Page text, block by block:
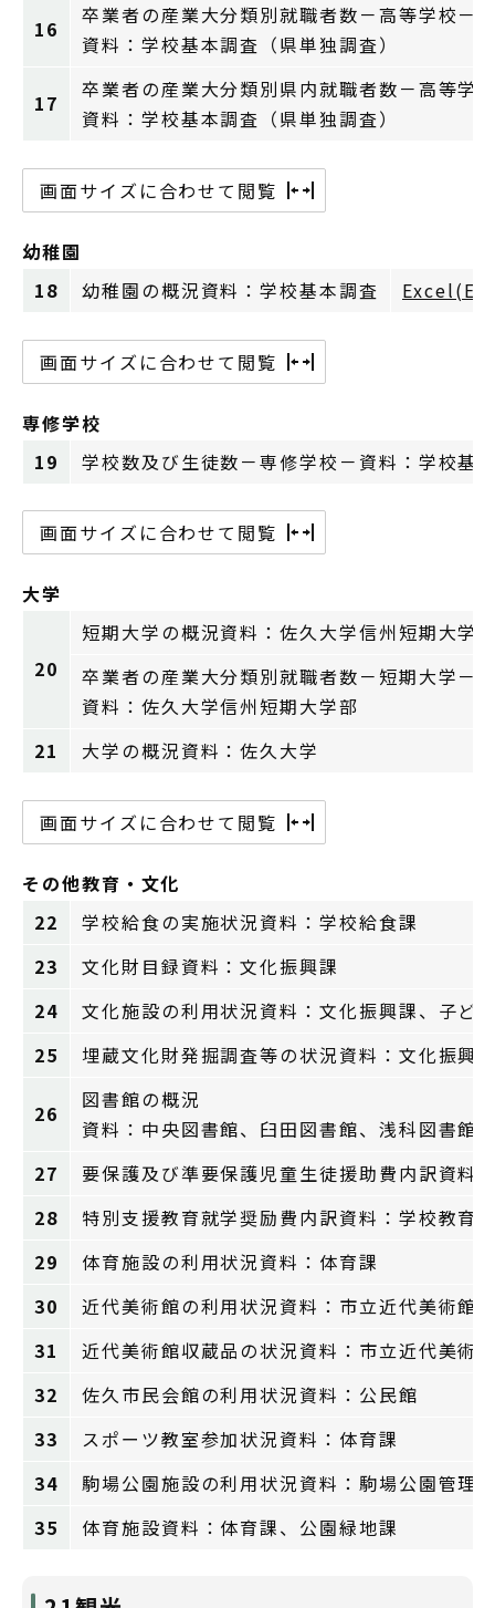
16
卒業者の産業大分類別就職者数－高等学校－
資料：学校基本調査（県単独調査）
17
卒業者の産業大分類別県内就職者数－高等学
資料：学校基本調査（県単独調査）
画面サイズに合わせて閲覧
幼稚園
18
幼稚園の概況資料：学校基本調査
画面サイズに合わせて閲覧
専修学校
19
学校数及び生徒数－専修学校－資料：学校基
画面サイズに合わせて閲覧
大学
20
短期大学の概況資料：佐久大学信州短期大学
卒業者の産業大分類別就職者数－短期大学－
資料：佐久大学信州短期大学部
21
大学の概況資料：佐久大学
画面サイズに合わせて閲覧
その他教育・文化
22
学校給食の実施状況資料：学校給食課
23
文化財目録資料：文化振興課
24
文化施設の利用状況資料：文化振興課、子ど
25
埋蔵文化財発掘調査等の状況資料：文化振興
26
図書館の概況
資料：中央図書館、臼田図書館、浅科図書館
27
要保護及び準要保護児童生徒援助費内訳資料
28
特別支援教育就学奨励費内訳資料：学校教育
29
体育施設の利用状況資料：体育課
30
近代美術館の利用状況資料：市立近代美術館
31
近代美術館収蔵品の状況資料：市立近代美術
32
佐久市民会館の利用状況資料：公民館
33
スポーツ教室参加状況資料：体育課
34
駒場公園施設の利用状況資料：駒場公園管理
35
体育施設資料：体育課、公園緑地課